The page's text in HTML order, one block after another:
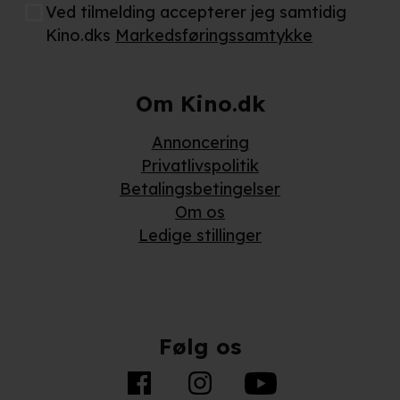
partnere. Du kan læse mere om vores brug af cookies og
behandling af dine personoplysninger i både vores
Ved tilmelding accepterer jeg samtidig
Kino.dks Markedsføringssamtykke
Om Kino.dk
Annoncering
Privatlivspolitik
Betalingsbetingelser
Om os
Ledige stillinger
Følg os